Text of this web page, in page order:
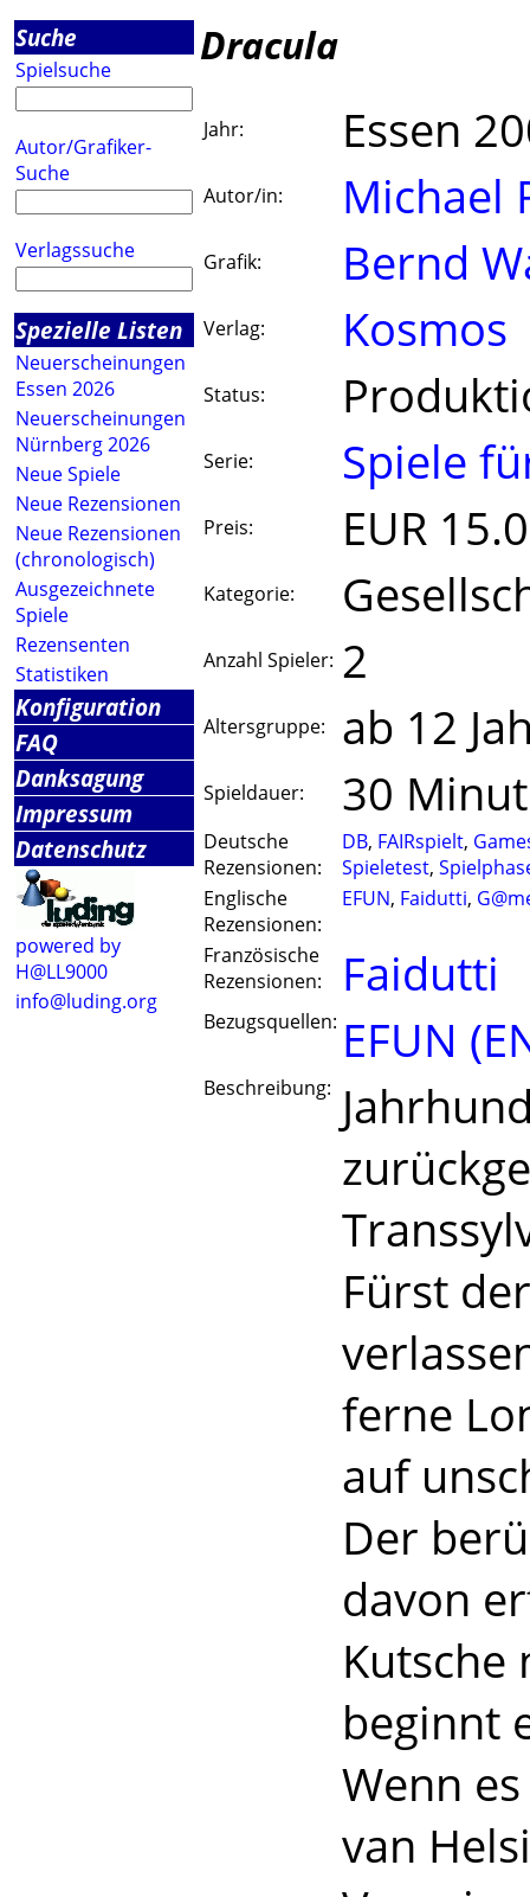
Suche
Spielsuche
Autor/Grafiker-
Suche
Verlagssuche
Spezielle Listen
Neuerscheinungen
Essen 2026
Neuerscheinungen
Nürnberg 2026
Neue Spiele
Neue Rezensionen
Neue Rezensionen
(chronologisch)
Ausgezeichnete
Spiele
Rezensenten
Statistiken
Konfiguration
FAQ
Danksagung
Impressum
Datenschutz
powered by
H@LL9000
info@luding.org
Dracula
Jahr: Essen
Autor/in: Michael
Grafik: Bernd
Verlag: Kosmos
Status:
Serie: Spiele
Preis: EUR
Kategorie:
Anzahl Spieler: 2
Altersgruppe: ab 12
Spieldauer: 30
Deutsche
Rezensionen:
DB, FAIRspielt,
Spieletest,
Englische
Rezensionen:
EFUN, Faidutti,
Französische
Rezensionen:
Faidutti
Bezugsquellen: EFUN
Beschreibung:
Fürst
ferne
auf
Der
davon
Kutsche
beginnt
Wenn
van